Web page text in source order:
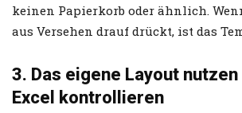
keinen Papierkorb oder ähnlich.
aus Versehen drauf drückt, ist das
3. Das eigene Layout nutzen
Excel kontrollieren